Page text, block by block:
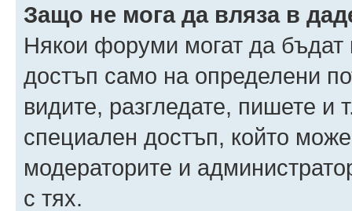
Защо не мога да вляза в
Някои форуми могат да бъдат
достъп само на определени
видите, разгледате, пишете
специален достъп, който
модераторите и
с тях.